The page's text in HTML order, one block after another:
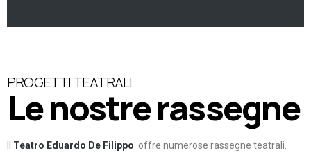
PROGETTI TEATRALI
Le nostre rassegne
Teatro Eduardo De Filippo offre numerose rassegne teatrali.